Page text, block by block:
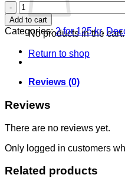
No products in the cart.
Return to shop
Kung
Fu
ice
cream
quantity
Add to cart
Categories:2 for 125 kr,
Reviews (0)
Reviews
There are no reviews yet.
Only logged in customers
Related products